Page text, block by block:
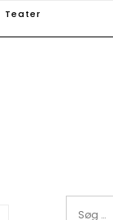
Teater